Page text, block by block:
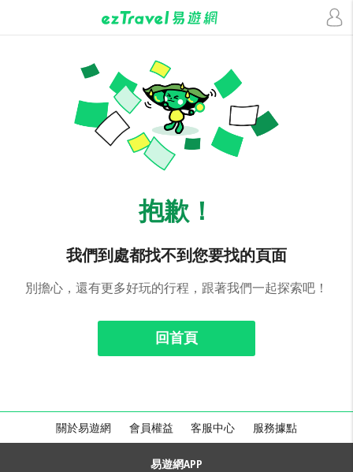
抱歉！
我們到處都找不到您要找的頁面
別擔心，還有更多好玩的行程，跟著我們一起探索吧！
回首頁
關於易遊網 會員權益 客服中心 服務據點
易遊網APP